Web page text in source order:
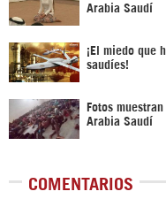
Arabia Saudí
¡El miedo que
saudíes!
Fotos
Arabia Saudí
COMENTARIOS